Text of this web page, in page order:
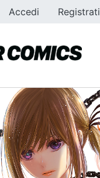
Accedi Registrati